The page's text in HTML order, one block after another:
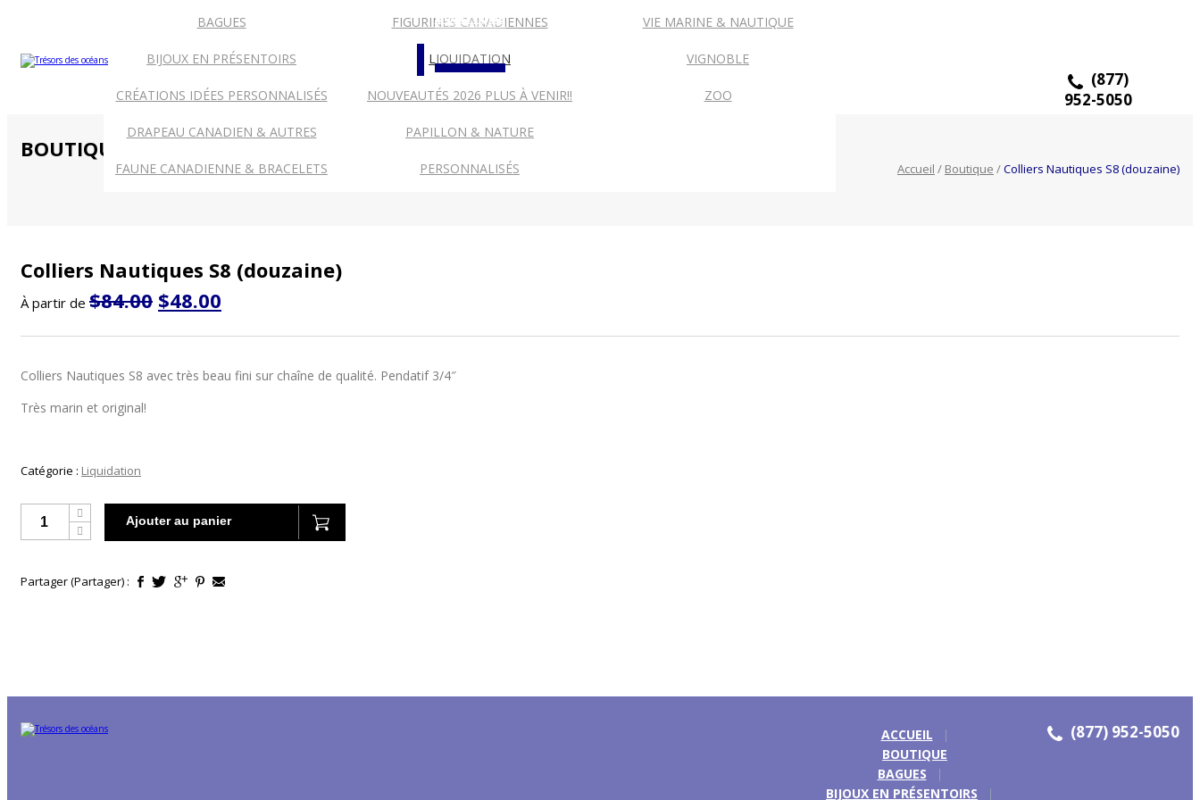
BOUTIQUE
BAGUES
BIJOUX EN PRÉSENTOIRS
CRÉATIONS IDÉES PERSONNALISÉS
DRAPEAU CANADIEN & AUTRES
FAUNE CANADIENNE & BRACELETS
FIGURINES CANADIENNES
LIQUIDATION
NOUVEAUTÉS 2026 PLUS À VENIR!!
PAPILLON & NATURE
PERSONNALISÉS
VIE MARINE & NAUTIQUE
VIGNOBLE
ZOO
(877)
952-5050
BOUTIQUE
Accueil / Boutique /Colliers Nautiques S8 (douzaine)
Colliers Nautiques S8 (douzaine)
À partir de $84.00 Le
prix
initial
$84.00.
$48.00
prix
actuel
$48.00.
Colliers Nautiques S8 avec très beau fini sur chaîne de qualité. Pendatif 3/4″
Très marin et original!
Catégorie : Liquidation
Ajouter au panier
Partager (Partager) :
ACCUEIL
BOUTIQUE
BAGUES
BIJOUX EN PRÉSENTOIRS
(877) 952-5050